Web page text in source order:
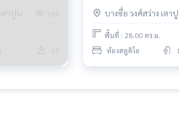
ฟส27 #รีเจ้นท์โฮมบางซ่อนเฟส28 #รีเจ้นท์โฮม #รี
#คอนโดติดรถไฟฟ้า #คอนโดใกล้รถไฟฟ้า #ค
ะวันออก📍มี
ตาปูน 569
บางซ่อน28 ❤️ค่าเช่า
บางซื่อ วงศ์สว่าง เตา
พื้นที่ : 28.00 ตร.ม.
ห้องสตูดิโอ
1